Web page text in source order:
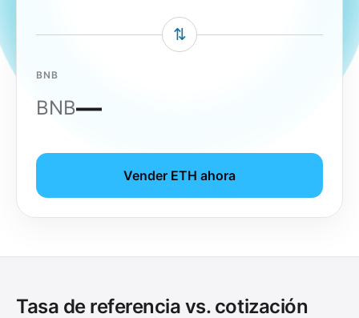
⇅
BNB
BNB—
Vender ETH ahora
Tasa de referencia vs. cotización